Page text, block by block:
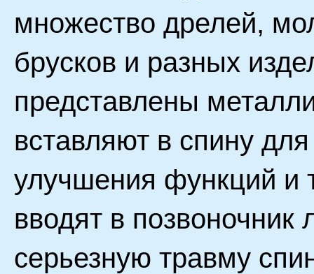
множество дрелей,
брусков и разных
представлены
вставляют в спину
улучшения функций и
вводят в
серьезную травму